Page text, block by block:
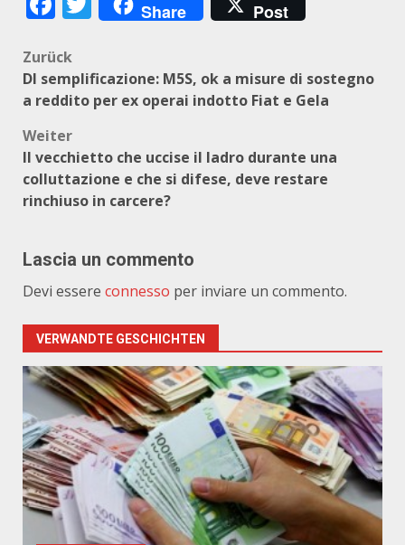
Share Post
Beitragsnavigation
Zurück
Dl semplificazione: M5S, ok a misure di sostegno
a reddito per ex operai indotto Fiat e Gela
Weiter
Il vecchietto che uccise il ladro durante una
colluttazione e che si difese, deve restare
rinchiuso in carcere?
Lascia un commento
Devi essere connesso per inviare un commento.
VERWANDTE GESCHICHTEN